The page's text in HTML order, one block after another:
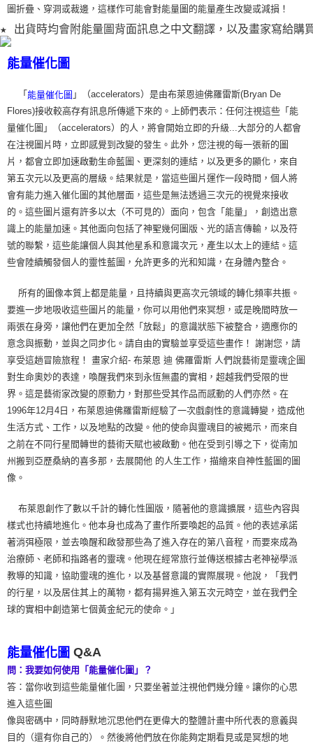
圖折疊、穿洞或裁邊，這樣作可能會對能量圖的能量產生改變或減損！
★ 出貨時均會附能量圖背面訊息之中文翻譯，以及畫家寫給購
能量催化圖
「 能量催化圖 」（accelerators）是由布萊恩迪佛羅雷斯(Bryan De
Flores)接收較高存有訊息所傳遞下來的。上師們表示：任何注視這些「能
量催化圖」（accelerators）的人，將會開始立即的升級...大部分的人都會
在注視圖片時，立即感覺到改變的發生。此外，您注視的每一張新的圖
片，都會立即加速啟動生命藍圖、更深刻的連結，以及更多的顯化，來自
第五次元以及更高的層級。結果就是，當這些圖片運作一段時間，個人將
會有能力進入催化圖的其他層面，這些是無法透過三次元的視覺來接收
的。這些圖片還有許多以太（不可見的）面向，包含「能量」，創造出意
識上的能量加速。其他面向包括了神聖幾何圖版、光的語言傳輸，以及符
號的聯繫，這些能讓個人與其他星系和意識次元，產生以太上的連結。這
些會陸續觸發個人的靈性藍圖，允許更多的光和知識，在身體內整合。
所有的圖像本質上都是能量，且持續與更高次元領域的轉化頻率共振。
要進一步地吸收這些圖片的能量，你可以用他們來冥想，或是晚間時放一
兩張在身旁，讓他們在更加全然「放鬆」的意識狀態下被整合，適應你的
意念與振動，並與之同步化。請自由的實驗並享受這些畫作！ 謝謝您，請
享受這趟冒險旅程！ 畫家介紹- 布萊恩 迪 佛羅雷斯 人們說藝術是靈魂企圖
對生命奧妙的表達，喚醒我們來到永恆無盡的實相，超越我們受限的世
界。這是藝術家改變的原動力，對那些受其作品而感動的人們亦然。在
1996年12月4日，布萊恩迪佛羅雷斯經驗了一次戲劇性的意識轉變，造成他
生活方式、工作，以及地點的改變。他的使命與靈魂目的被揭示，而來自
之前在不同行星間轉世的藝術天賦也被啟動。他在受到引導之下，從南加
州搬到亞歷桑納的喜多那，去展開他 的人生工作，描繪來自神性藍圖的圖
像。
布萊恩創作了數以千計的轉化性圖版，隨著他的意識擴展，這些內容與
樣式也持續地進化。他本身也成為了畫作所要喚起的品質。他的表述承諾
著消弭極限，並去喚醒和啟發那些為了進入存在的第八音程，而要來成為
治療師、老師和指路者的靈魂。他現在經常旅行並傳送根據古老神祕學派
教導的知識，協助靈魂的進化，以及基督意識的實際展現。他說，「我們
的行星，以及居住其上的萬物，都有揚昇進入第五次元時空，並在我們全
球的實相中創造第七個黃金紀元的使命。」
能量催化圖 Q&A
問：我要如何使用「能量催化圖」？
答：當你收到這些能量催化圖，只要坐著並注視他們幾分鐘。讓你的心思
進入這些圖
像與密碼中，同時靜默地沉思他們在更偉大的整體計畫中所代表的意義與
目的（還有你自己的）。然後將他們放在你能夠定期看見或是冥想的地